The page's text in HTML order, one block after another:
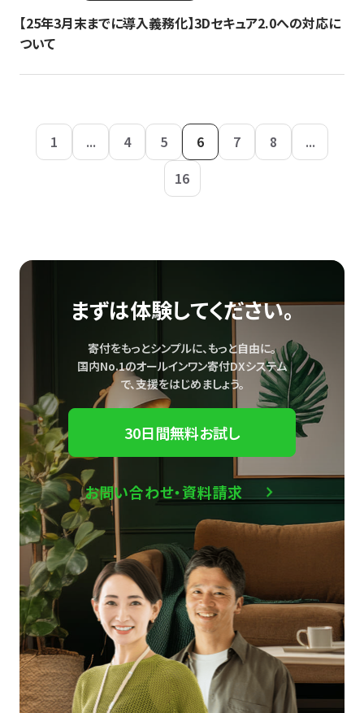
【25年3月末までに導入義務化】3Dセキュア2.0への対応に
ついて
1 ... 4 5 6 7 8
...
16
まずは体験してください。
寄付をもっとシンプルに、もっと自由に。
国内No.1のオールインワン寄付DXシステム
で、支援をはじめましょう。
30日間無料お試し
お問い合わせ・資料請求